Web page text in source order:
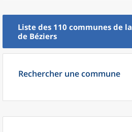
Liste des 110 communes de la
de Béziers
Rechercher une commune